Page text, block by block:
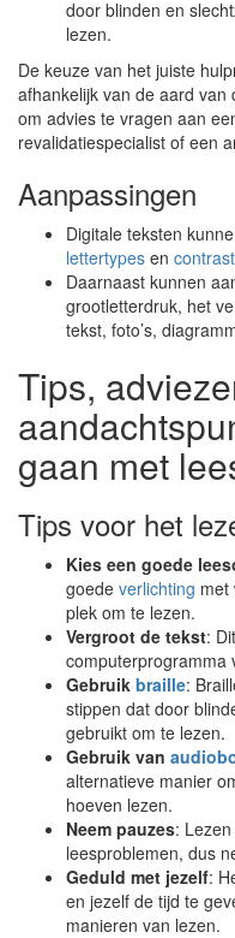
door blinden en
lezen.
De keuze van het juiste
afhankelijk van de aard
om advies te vragen aan
revalidatiespecialist of een
Aanpassingen
Digitale teksten
lettertypes en
Daarnaast kunnen
grootletterdruk, het
tekst, foto’s,
Tips,
gaan met
Tips voor het
Kies een goede
goede verlichting met
plek om te lezen.
Vergroot de tekst:
computerprogramma
Gebruik braille:
stippen dat door
gebruikt om te lezen.
Gebruik van
alternatieve manier
hoeven lezen.
Neem pauzes:
leesproblemen, dus
Geduld met jezelf:
en jezelf de tijd te
manieren van lezen.